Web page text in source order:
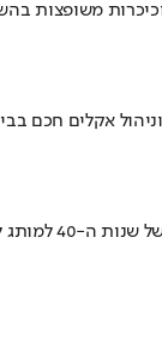
אקלים חכם